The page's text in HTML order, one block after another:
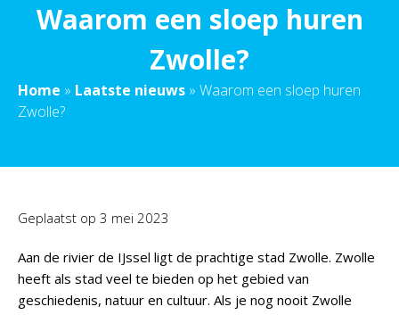
Waarom een sloep huren
Zwolle?
Home » Laatste nieuws » Waarom een sloep huren
Zwolle?
Geplaatst op 3 mei 2023
Aan de rivier de IJssel ligt de prachtige stad Zwolle. Zwolle
heeft als stad veel te bieden op het gebied van
geschiedenis, natuur en cultuur. Als je nog nooit Zwolle